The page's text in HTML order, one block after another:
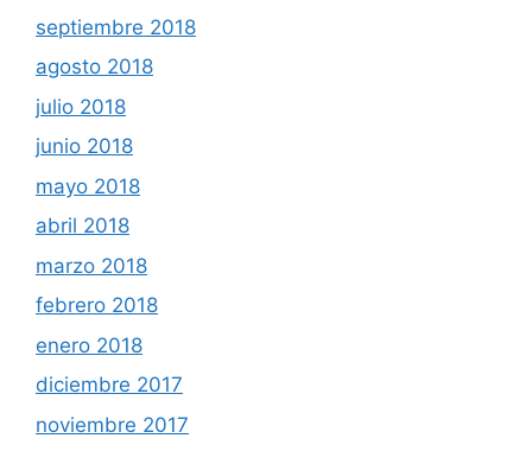
septiembre 2018
agosto 2018
julio 2018
junio 2018
mayo 2018
abril 2018
marzo 2018
febrero 2018
enero 2018
diciembre 2017
noviembre 2017